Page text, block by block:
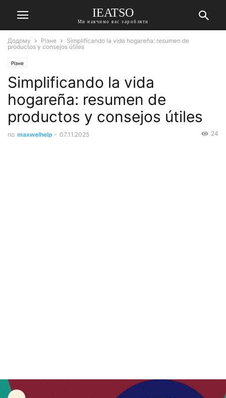
IEATSO
Ми навчимо вас заробляти
Додому Різне
Simplificando la vida hogareña: resumen de
productos y consejos útiles
Різне
Simplificando la vida
hogareña: resumen de
productos y consejos útiles
по maxwelhelp - 07.11.2025 24